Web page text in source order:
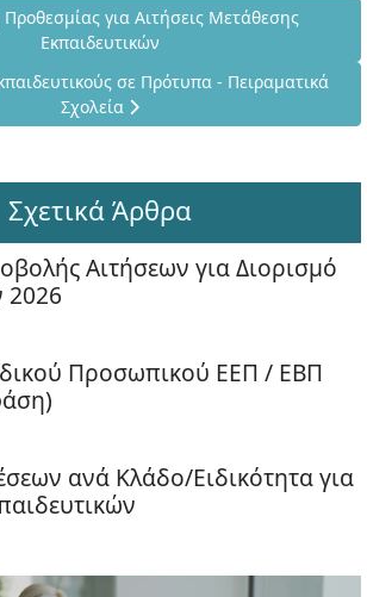
άρθρο: Παράταση Προθεσμίας για
για Αιτήσεις Μετάθεσης
Εκπαιδευτικών
για Εκπαιδευτικούς σε Πρότυπα -
σε Πρότυπα - Πειραματικά
Σχολεία
Σχετικά Άρθρα
Αιτήσεων για Διορισμό
2026
Προσωπικού ΕΕΠ / ΕΒΠ
ανά Κλάδο/Ειδικότητα για